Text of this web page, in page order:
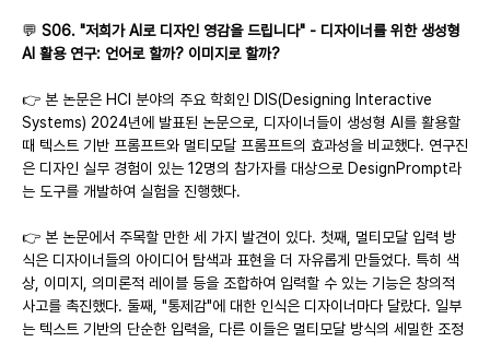
💬 S06. "저희가 AI로 디자인 영감을 드립니다" - 디자이너를 위한 생성형
AI 활용 연구: 언어로 할까? 이미지로 할까?
👉 본 논문은 HCI 분야의 주요 학회인 DIS(Designing Interactive
Systems) 2024년에 발표된 논문으로, 디자이너들이 생성형 AI를 활용할
때 텍스트 기반 프롬프트와 멀티모달 프롬프트의 효과성을 비교했다. 연구진
은 디자인 실무 경험이 있는 12명의 참가자를 대상으로 DesignPrompt라
는 도구를 개발하여 실험을 진행했다.
👉 본 논문에서 주목할 만한 세 가지 발견이 있다. 첫째, 멀티모달 입력 방
식은 디자이너들의 아이디어 탐색과 표현을 더 자유롭게 만들었다. 특히 색
상, 이미지, 의미론적 레이블 등을 조합하여 입력할 수 있는 기능은 창의적
사고를 촉진했다. 둘째, "통제감"에 대한 인식은 디자이너마다 달랐다. 일부
는 텍스트 기반의 단순한 입력을, 다른 이들은 멀티모달 방식의 세밀한 조정